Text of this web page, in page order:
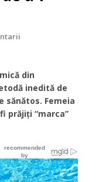
din
inedită de
sănătos. Femeia
prăjiți “marca”